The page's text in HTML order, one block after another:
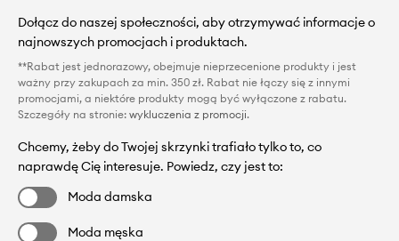
Dołącz do naszej społeczności, aby otrzymywać informacje o
najnowszych promocjach i produktach.
**Rabat jest jednorazowy, obejmuje nieprzecenione produkty i jest
ważny przy zakupach za min. 350 zł. Rabat nie łączy się z innymi
promocjami, a niektóre produkty mogą być wyłączone z rabatu.
Szczegóły na stronie: wykluczenia z promocji.
Chcemy, żeby do Twojej skrzynki trafiało tylko to, co
naprawdę Cię interesuje. Powiedz, czy jest to:
Moda damska
Moda męska